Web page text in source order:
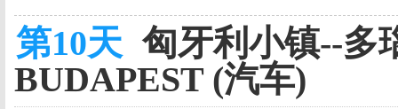
第10天 匈牙利小镇--多
BUDAPEST (汽车)